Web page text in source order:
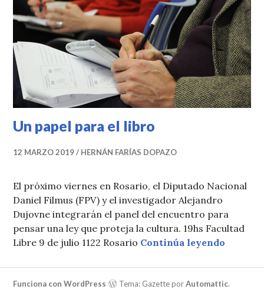
Un papel para el libro
12 MARZO 2019 HERNÁN FARÍAS DOPAZO
El próximo viernes en Rosario, el Diputado Nacional
Daniel Filmus (FPV) y el investigador Alejandro
Dujovne integrarán el panel del encuentro para
pensar una ley que proteja la cultura. 19hs Facultad
Libre 9 de julio 1122 Rosario Continúa leyendo
Funciona con WordPress Tema: Gazette porAutomattic.